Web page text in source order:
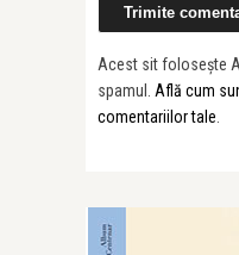
Acest sit folosește
spamul. Află cum
comentariilor tale